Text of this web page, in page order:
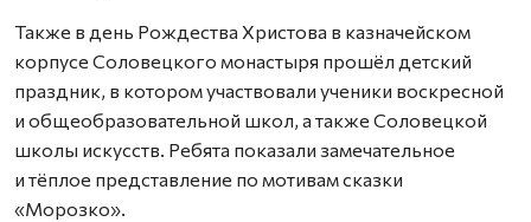
Также в день Рождества Христова в казначейском
корпусе Соловецкого монастыря прошёл детский
праздник, в котором участвовали ученики воскресной
и общеобразовательной школ, а также Соловецкой
школы искусств. Ребята показали замечательное
и тёплое представление по мотивам сказки
«Морозко».